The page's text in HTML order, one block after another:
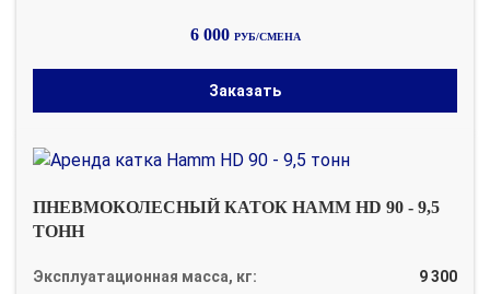
6 000 РУБ/СМЕНА
Заказать
ПНЕВМОКОЛЕСНЫЙ КАТОК HAMM HD 90 - 9,5
ТОНН
Эксплуатационная масса, кг:
9 300